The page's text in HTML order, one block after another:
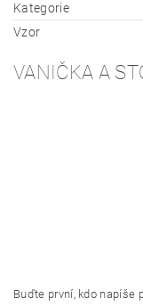
Kategorie
Vzor
VANIČKA A
Buďte první, kdo napíše